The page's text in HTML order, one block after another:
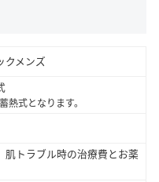
クメンズ
式となります。
肌トラブル時の治療費とお薬